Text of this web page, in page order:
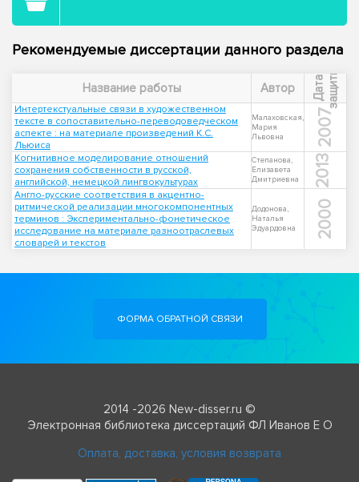
Рекомендуемые диссертации данного раздела
Название работы Автор Д
а
т
а
з
а
щ
и
т ы
Интертекстуальные связи в художественном
тексте в сопоставительно-переводоведческом
аспекте : на материале произведений К.С.
Льюиса
Малаховская,
Мария
Львовна
2007
Когнитивное моделирование отношений
сохранения собственности в русской,
английской, немецкой лингвокультурах
Степанова,
Елизавета
Дмитриевна
2013
Англо-русские соответствия в акцентно-
ритмической реализации многокомпонентных
терминов : Экспериментально-фонетическое
исследование на материале разноотраслевых
словарей и текстов
Додонова,
Наталья
Эдуардовна
2000
ФОРМА ОБРАТНОЙ СВЯЗИ
2014 -2026 New-disser.ru ©
Электронная библиотека диссертаций ФЛ Иванов Е О
Оплата, доставка, условия возврата